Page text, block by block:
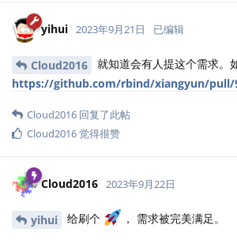
yihui 2023年9月21日 已编辑
Cloud2016
就知道会有人提这个需求。
https://github.com/rbind/xiangyun/pull/
Cloud2016 回复了此帖
Cloud2016觉得很赞
Cloud2016 2023年9月22日
yihui 给刷个 ， 需求被完美满足。